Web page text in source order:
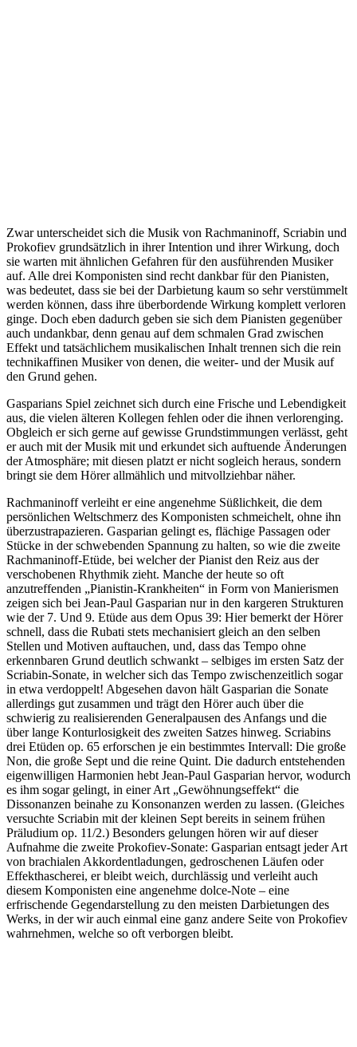
Zwar unterscheidet sich die Musik von Rachmaninoff, Scriabin und
Prokofiev grundsätzlich in ihrer Intention und ihrer Wirkung, doch
sie warten mit ähnlichen Gefahren für den ausführenden Musiker
auf. Alle drei Komponisten sind recht dankbar für den Pianisten,
was bedeutet, dass sie bei der Darbietung kaum so sehr verstümmelt
werden können, dass ihre überbordende Wirkung komplett verloren
ginge. Doch eben dadurch geben sie sich dem Pianisten gegenüber
auch undankbar, denn genau auf dem schmalen Grad zwischen
Effekt und tatsächlichem musikalischen Inhalt trennen sich die rein
technikaffinen Musiker von denen, die weiter- und der Musik auf
den Grund gehen.
Gasparians Spiel zeichnet sich durch eine Frische und Lebendigkeit
aus, die vielen älteren Kollegen fehlen oder die ihnen verlorenging.
Obgleich er sich gerne auf gewisse Grundstimmungen verlässt, geht
er auch mit der Musik mit und erkundet sich auftuende Änderungen
der Atmosphäre; mit diesen platzt er nicht sogleich heraus, sondern
bringt sie dem Hörer allmählich und mitvollziehbar näher.
Rachmaninoff verleiht er eine angenehme Süßlichkeit, die dem
persönlichen Weltschmerz des Komponisten schmeichelt, ohne ihn
überzustrapazieren. Gasparian gelingt es, flächige Passagen oder
Stücke in der schwebenden Spannung zu halten, so wie die zweite
Rachmaninoff-Etüde, bei welcher der Pianist den Reiz aus der
verschobenen Rhythmik zieht. Manche der heute so oft
anzutreffenden „Pianistin-Krankheiten“ in Form von Manierismen
zeigen sich bei Jean-Paul Gasparian nur in den kargeren Strukturen
wie der 7. Und 9. Etüde aus dem Opus 39: Hier bemerkt der Hörer
schnell, dass die Rubati stets mechanisiert gleich an den selben
Stellen und Motiven auftauchen, und, dass das Tempo ohne
erkennbaren Grund deutlich schwankt – selbiges im ersten Satz der
Scriabin-Sonate, in welcher sich das Tempo zwischenzeitlich sogar
in etwa verdoppelt! Abgesehen davon hält Gasparian die Sonate
allerdings gut zusammen und trägt den Hörer auch über die
schwierig zu realisierenden Generalpausen des Anfangs und die
über lange Konturlosigkeit des zweiten Satzes hinweg. Scriabins
drei Etüden op. 65 erforschen je ein bestimmtes Intervall: Die große
Non, die große Sept und die reine Quint. Die dadurch entstehenden
eigenwilligen Harmonien hebt Jean-Paul Gasparian hervor, wodurch
es ihm sogar gelingt, in einer Art „Gewöhnungseffekt“ die
Dissonanzen beinahe zu Konsonanzen werden zu lassen. (Gleiches
versuchte Scriabin mit der kleinen Sept bereits in seinem frühen
Präludium op. 11/2.) Besonders gelungen hören wir auf dieser
Aufnahme die zweite Prokofiev-Sonate: Gasparian entsagt jeder Art
von brachialen Akkordentladungen, gedroschenen Läufen oder
Effekthascherei, er bleibt weich, durchlässig und verleiht auch
diesem Komponisten eine angenehme dolce-Note – eine
erfrischende Gegendarstellung zu den meisten Darbietungen des
Werks, in der wir auch einmal eine ganz andere Seite von Prokofiev
wahrnehmen, welche so oft verborgen bleibt.